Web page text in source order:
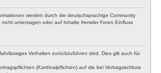
werden durch die deutschsprachige Community
untersagen oder auf Inhalte fremder Foren Einfluss
Verhalten zurückzuführen sind. Dies gilt auch für
(Kardinalpflichten) auf die bei Vertragsschluss